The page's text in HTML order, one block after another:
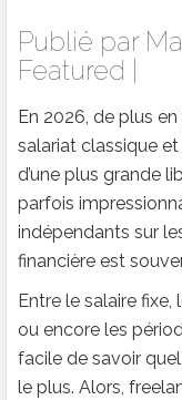
Publié par
Featured
En 2026, de plus
salariat classique
d’une plus grande
parfois
indépendants sur
financière est
Entre le salaire
ou encore les
facile de savoir
le plus. Alors,